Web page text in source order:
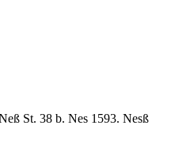
St. 38 b. Nes 1593. Nesß